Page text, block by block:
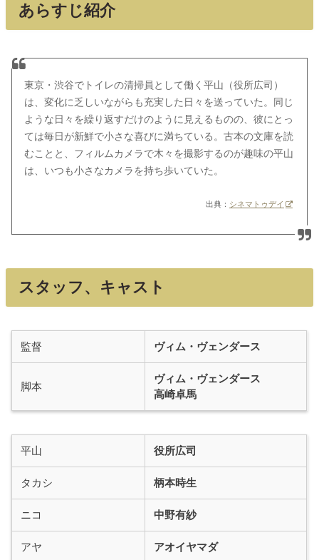
あらすじ紹介
東京・渋谷でトイレの清掃員として働く平山（役所広司）
は、変化に乏しいながらも充実した日々を送っていた。同じ
ような日々を繰り返すだけのように見えるものの、彼にとっ
ては毎日が新鮮で小さな喜びに満ちている。古本の文庫を読
むことと、フィルムカメラで木々を撮影するのが趣味の平山
は、いつも小さなカメラを持ち歩いていた。
出典： シネマトゥデイ
スタッフ、キャスト
監督 ヴィム・ヴェンダース
脚本
ヴィム・ヴェンダース
高崎卓馬
平山 役所広司
タカシ 柄本時生
ニコ 中野有紗
アヤ アオイヤマダ